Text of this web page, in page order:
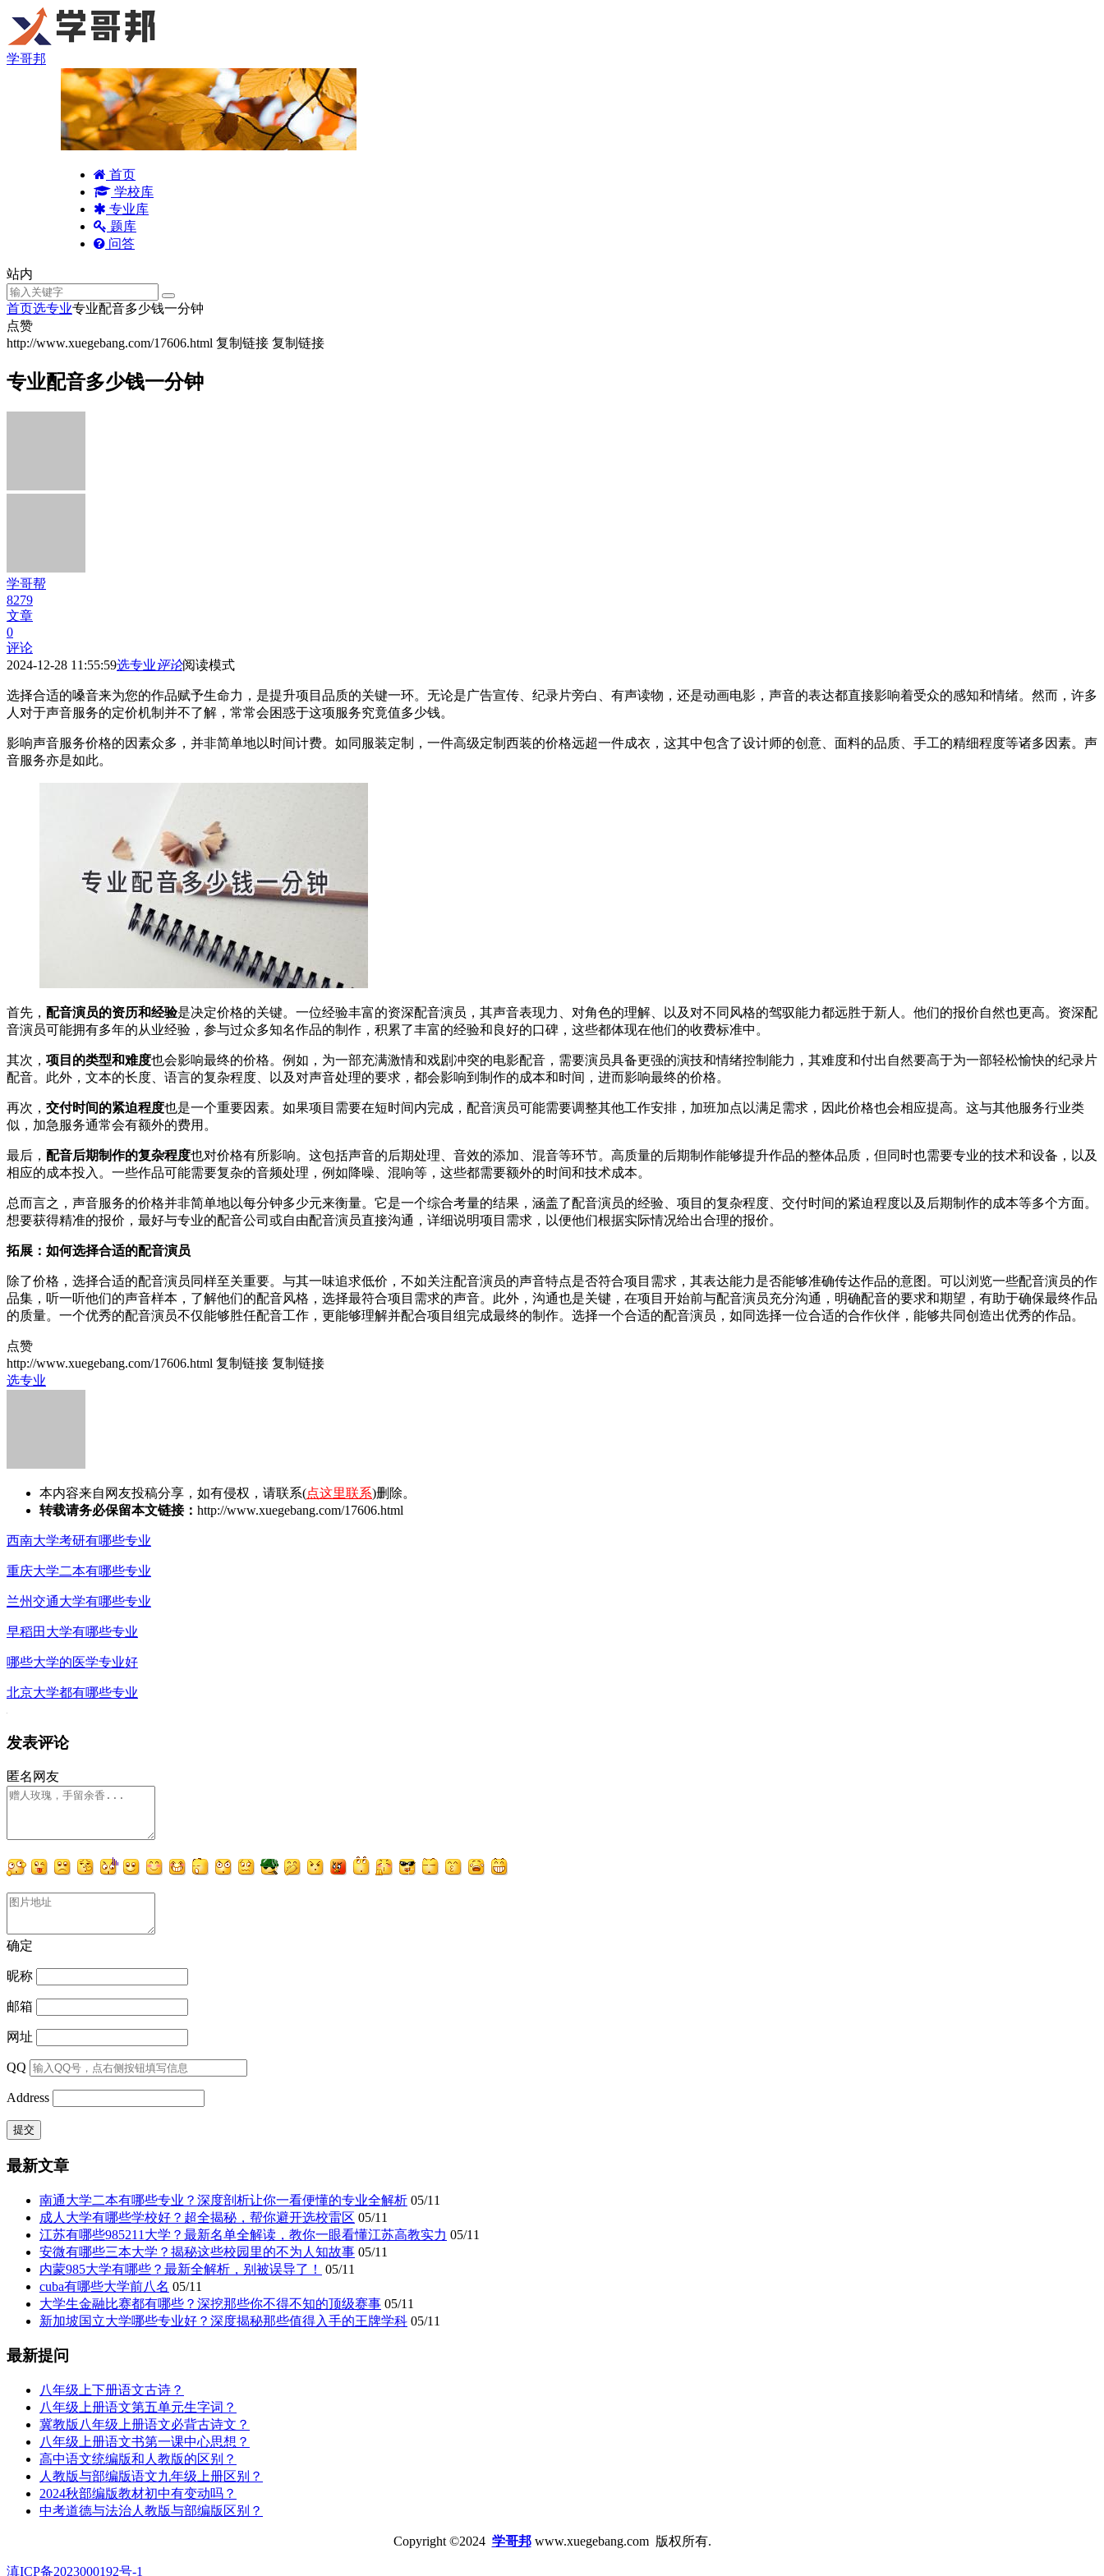
学哥邦
首页
学校库
专业库
题库
问答
站内
首页选专业专业配音多少钱一分钟
点赞
http://www.xuegebang.com/17606.html 复制链接 复制链接
专业配音多少钱一分钟
学哥帮
8279
文章
0
评论
2024-12-28 11:55:59选专业评论阅读模式
选择合适的嗓音来为您的作品赋予生命力，是提升项目品质的关键一环。无论是广告宣传、纪录片旁白、有声读物，还是动画电影，声音的表达都直接影响着受众的感知和情绪。然而，许多
人对于声音服务的定价机制并不了解，常常会困惑于这项服务究竟值多少钱。
影响声音服务价格的因素众多，并非简单地以时间计费。如同服装定制，一件高级定制西装的价格远超一件成衣，这其中包含了设计师的创意、面料的品质、手工的精细程度等诸多因素。声
音服务亦是如此。
首先， 配音演员的资历和经验是决定价格的关键。一位经验丰富的资深配音演员，其声音表现力、对角色的理解、以及对不同风格的驾驭能力都远胜于新人。他们的报价自然也更高。资深配
音演员可能拥有多年的从业经验，参与过众多知名作品的制作，积累了丰富的经验和良好的口碑，这些都体现在他们的收费标准中。
其次， 项目的类型和难度也会影响最终的价格。例如，为一部充满激情和戏剧冲突的电影配音，需要演员具备更强的演技和情绪控制能力，其难度和付出自然要高于为一部轻松愉快的纪录片
配音。此外，文本的长度、语言的复杂程度、以及对声音处理的要求，都会影响到制作的成本和时间，进而影响最终的价格。
再次， 交付时间的紧迫程度也是一个重要因素。如果项目需要在短时间内完成，配音演员可能需要调整其他工作安排，加班加点以满足需求，因此价格也会相应提高。这与其他服务行业类
似，加急服务通常会有额外的费用。
最后， 配音后期制作的复杂程度也对价格有所影响。这包括声音的后期处理、音效的添加、混音等环节。高质量的后期制作能够提升作品的整体品质，但同时也需要专业的技术和设备，以及
相应的成本投入。一些作品可能需要复杂的音频处理，例如降噪、混响等，这些都需要额外的时间和技术成本。
总而言之，声音服务的价格并非简单地以每分钟多少元来衡量。它是一个综合考量的结果，涵盖了配音演员的经验、项目的复杂程度、交付时间的紧迫程度以及后期制作的成本等多个方面。
想要获得精准的报价，最好与专业的配音公司或自由配音演员直接沟通，详细说明项目需求，以便他们根据实际情况给出合理的报价。
拓展：如何选择合适的配音演员
除了价格，选择合适的配音演员同样至关重要。与其一味追求低价，不如关注配音演员的声音特点是否符合项目需求，其表达能力是否能够准确传达作品的意图。可以浏览一些配音演员的作
品集，听一听他们的声音样本，了解他们的配音风格，选择最符合项目需求的声音。此外，沟通也是关键，在项目开始前与配音演员充分沟通，明确配音的要求和期望，有助于确保最终作品
的质量。一个优秀的配音演员不仅能够胜任配音工作，更能够理解并配合项目组完成最终的制作。选择一个合适的配音演员，如同选择一位合适的合作伙伴，能够共同创造出优秀的作品。
点赞
http://www.xuegebang.com/17606.html 复制链接 复制链接
选专业
本内容来自网友投稿分享，如有侵权，请联系(点这里联系)删除。
转载请务必保留本文链接： http://www.xuegebang.com/17606.html
西南大学考研有哪些专业
重庆大学二本有哪些专业
兰州交通大学有哪些专业
早稻田大学有哪些专业
哪些大学的医学专业好
北京大学都有哪些专业
发表评论
匿名网友
确定
昵称
邮箱
网址
QQ
Address
最新文章
南通大学二本有哪些专业？深度剖析让你一看便懂的专业全解析 05/11
成人大学有哪些学校好？超全揭秘，帮你避开选校雷区 05/11
江苏有哪些985211大学？最新名单全解读，教你一眼看懂江苏高教实力 05/11
安微有哪些三本大学？揭秘这些校园里的不为人知故事 05/11
内蒙985大学有哪些？最新全解析，别被误导了！
05/11
cuba有哪些大学前八名 05/11
大学生金融比赛都有哪些？深挖那些你不得不知的顶级赛事 05/11
新加坡国立大学哪些专业好？深度揭秘那些值得入手的王牌学科 05/11
最新提问
八年级上下册语文古诗？
八年级上册语文第五单元生字词？
冀教版八年级上册语文必背古诗文？
八年级上册语文书第一课中心思想？
高中语文统编版和人教版的区别？
人教版与部编版语文九年级上册区别？
2024秋部编版教材初中有变动吗？
中考道德与法治人教版与部编版区别？
Copyright ©2024 学哥邦www.xuegebang.com 版权所有.
滇ICP备2023000192号-1